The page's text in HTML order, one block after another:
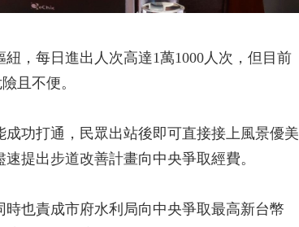
，每日進出人次高達1萬1000人次，但目前
且不便。
功打通，民眾出站後即可直接接上風景優美
提出步道改善計畫向中央爭取經費。
也責成市府水利局向中央爭取最高新台幣